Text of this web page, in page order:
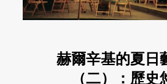
赫爾辛基的夏日
（二）：歷史